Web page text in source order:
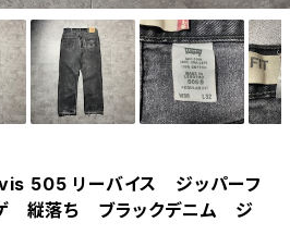
505 リーバイス ジッパーフ
縦落ち ブラックデニム ジ